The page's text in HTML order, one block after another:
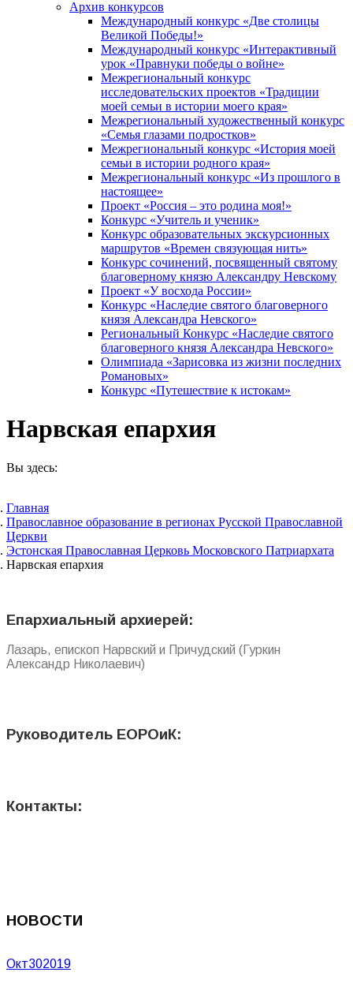
Архив конкурсов
Международный конкурс «Две столицы
Великой Победы!»
Международный конкурс «Интерактивный
урок «Правнуки победы о войне»
Межрегиональный конкурс
исследовательских проектов «Традиции
моей семьи в истории моего края»
Межрегиональный художественный конкурс
«Семья глазами подростков»
Межрегиональный конкурс «История моей
семьи в истории родного края»
Межрегиональный конкурс «Из прошлого в
настоящее»
Проект «Россия – это родина моя!»
Конкурс «Учитель и ученик»
Конкурс образовательных экскурсионных
маршрутов «Времен связующая нить»
Конкурс сочинений, посвященный святому
благоверному князю Александру Невскому
Проект «У восхода России»
Конкурс «Наследие святого благоверного
князя Александра Невского»
Региональный Конкурс «Наследие святого
благоверного князя Александра Невского»
Олимпиада «Зарисовка из жизни последних
Романовых»
Конкурс «Путешествие к истокам»
Нарвская епархия
Вы здесь:
Главная
Православное образование в регионах Русской Православной
Церкви
Эстонская Православная Церковь Московского Патриархата
Нарвская епархия
Епархиальный архиерей:
Лазарь, епископ Нарвский и Причудский (Гуркин
Александр Николаевич)
Руководитель ЕОРОиК:
Контакты:
НОВОСТИ
Окт302019